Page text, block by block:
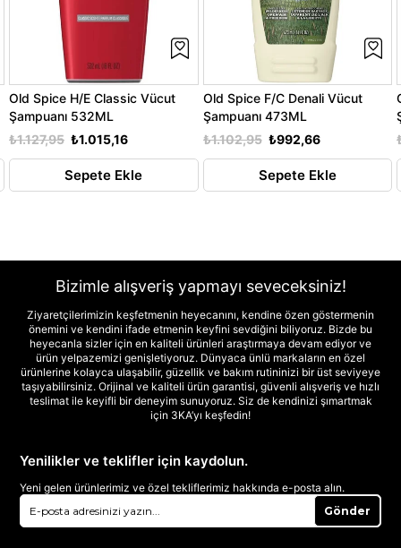
Old Spice H/E Classic Vücut
Şampuanı 532ML
₺1.015,16
₺1.127,95
Sepete Ekle
Old Spice F/C Denali Vücut
Şampuanı 473ML
₺992,66
₺1.102,95
Sepete Ekle
Bizimle alışveriş yapmayı seveceksiniz!
Ziyaretçilerimizin keşfetmenin heyecanını, kendine özen göstermenin
önemini ve kendini ifade etmenin keyfini sevdiğini biliyoruz. Bizde bu
heyecanla sizler için en kaliteli ürünleri araştırmaya devam ediyor ve
ürün yelpazemizi genişletiyoruz. Dünyaca ünlü markaların en özel
ürünlerine kolayca ulaşabilir, güzellik ve bakım rutininizi bir üst seviyeye
taşıyabilirsiniz. Orijinal ve kaliteli ürün garantisi, güvenli alışveriş ve hızlı
teslimat ile keyifli bir deneyim sunuyoruz. Siz de kendinizi şımartmak
için 3KA’yı keşfedin!
Yenilikler ve teklifler için kaydolun.
Yeni gelen ürünlerimiz ve özel tekliflerimiz hakkında e-posta alın.
Gönder